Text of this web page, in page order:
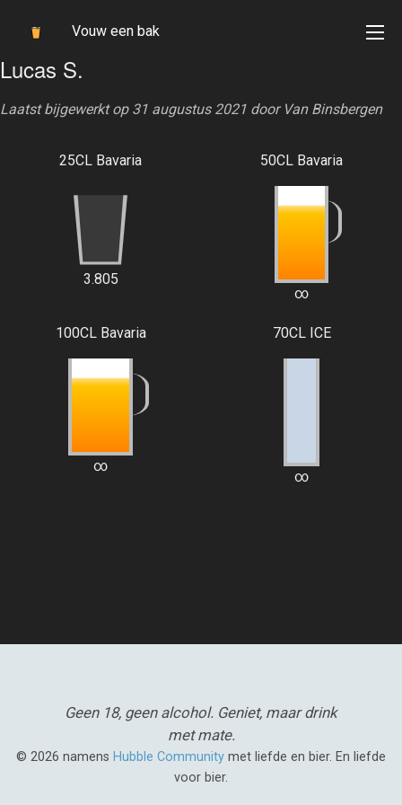
Vouw een bak
Lucas S.
Laatst bijgewerkt op 31 augustus 2021 door Van Binsbergen
25CL Bavaria
3.805
50CL Bavaria
∞
100CL Bavaria
∞
70CL ICE
∞
Geen 18, geen alcohol. Geniet, maar drink
met mate.
© 2026 namens Hubble Community met liefde en bier. En liefde
voor bier.